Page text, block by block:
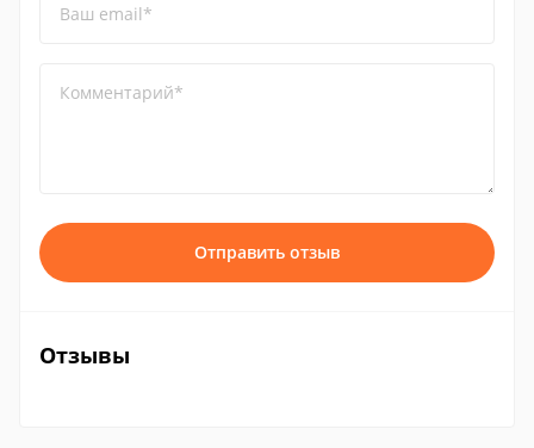
Ваш email*
Комментарий*
Отправить отзыв
Отзывы